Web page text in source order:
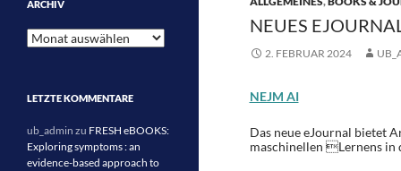
NEUES
2. FEBRUAR 2024
NEJM AI
Das neue eJournal bietet
maschinellen Lernens in
ARCHIV
Archiv
LETZTE KOMMENTARE
ub_admin zu FRESH eBOOKS:
Exploring symptoms : an
evidence-based approach to